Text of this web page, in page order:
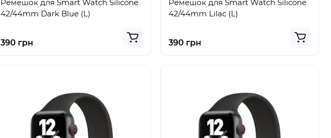
Ремешок для Smart Watch Silicone
42/44mm Dark Blue (L)
390 грн
Ремешок для Smart Watch Silicone
42/44mm Lilac (L)
390 грн